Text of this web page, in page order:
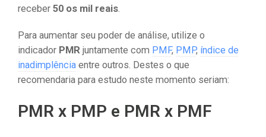
receber 50 os mil reais.
Para aumentar seu poder de análise, utilize o
indicador PMR juntamente com PMF, PMP, índice de
inadimplência entre outros. Destes o que
recomendaria para estudo neste momento seriam:
PMR x PMP e PMR x PMF